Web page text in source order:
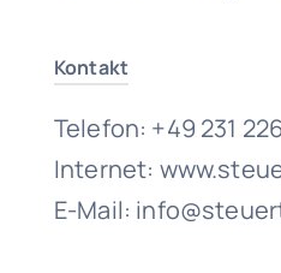
Kontakt
Telefon: +49 231
Internet:
E-Mail: